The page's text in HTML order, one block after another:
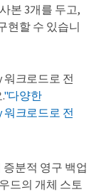
본 3개를 두고,
현할 수 있습니
워크로드로 전
"다양한
워크로드로 전
분적 영구 백업
드의 개체 스토